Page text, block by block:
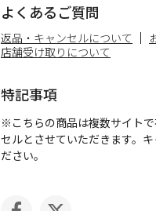
よくあるご質問
返品・キャンセルについて
店舗受け取りについて
特記事項
※こちらの商品は複数サイト
セルとさせていただきます。
ださい。